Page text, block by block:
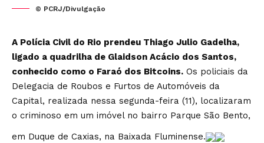
© PCRJ/Divulgação
A Polícia Civil do Rio prendeu Thiago Julio Gadelha,
ligado a quadrilha de Glaidson Acácio dos Santos,
conhecido como o Faraó dos Bitcoins. Os policiais da
Delegacia de Roubos e Furtos de Automóveis da
Capital, realizada nessa segunda-feira (11), localizaram
o criminoso em um imóvel no bairro Parque São Bento,
em Duque de Caxias, na Baixada Fluminense.